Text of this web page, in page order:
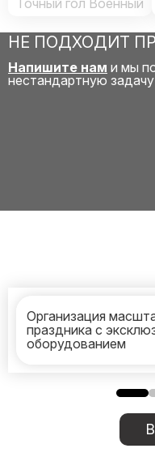
Точный гол Военный
НЕ ПОДХОДИТ
Напишите нам и мы
нестандартную задачу
Организация
праздника с
оборудованием